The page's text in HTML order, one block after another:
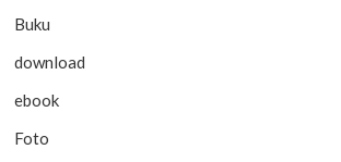
Buku
download
ebook
Foto